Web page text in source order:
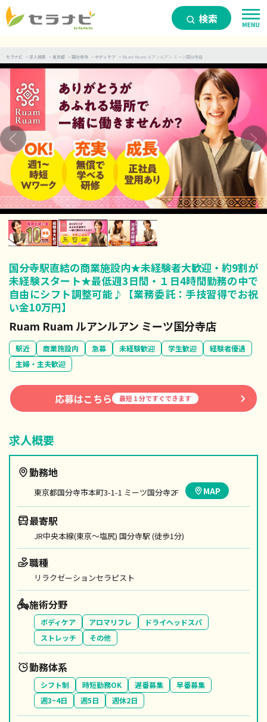
検索
セラナビ > 求人検索 > 東京都 > 国分寺市 > ボディケア > Ruam Ruam ルアンルアン ミーツ国分寺店
国分寺駅直結の商業施設内★未経験者大歓迎・約9割が
未経験スタート★最低週3日間・１日4時間勤務の中で
自由にシフト調整可能♪【業務委託：手技習得でお祝
い金10万円】
Ruam Ruam ルアンルアン ミーツ国分寺店
駅近 商業施設内 急募 未経験歓迎 学生歓迎
経験者優遇
主婦・主夫歓迎
応募はこちら 最短１分ですぐできます
求人概要
勤務地
東京都国分寺市本町3-1-1 ミーツ国分寺2F MAP
最寄駅
JR中央本線(東京～塩尻) 国分寺駅 (徒歩1分)
職種
リラクゼーションセラピスト
施術分野
ボディケア アロマリフレ
ドライヘッドスパ
ストレッチ
その他
勤務体系
シフト制 時短勤務OK 遅番募集
早番募集
週3~4日
週5日 週休2日